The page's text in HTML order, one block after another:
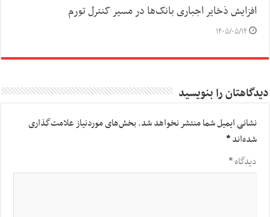
افزایش ذخایر اجباری بانک‌ها در مسیر کنترل تورم
۱۴۰۵/۰۵/۱۴
دیدگاهتان را بنویسید
نشانی ایمیل شما منتشر نخواهد شد.بخش‌های موردنیاز علامت‌گذاری
شده‌اند*
دیدگاه*